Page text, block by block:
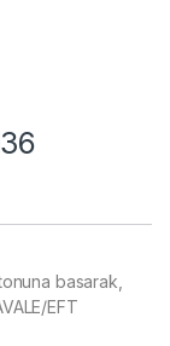
basarak,
EFT